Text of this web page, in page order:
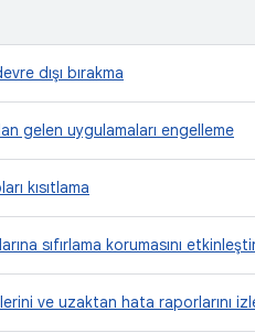
dışı bırakma
gelen uygulamaları engelleme
kısıtlama
sıfırlama korumasını
ve uzaktan hata raporlarını